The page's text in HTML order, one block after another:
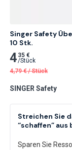
Streichen Sie
“schaffen” aus
Sparen Sie
Singer Safety
10 Stk.
4 35 €
/Stück
4,79 € /Stück
SINGER Safety